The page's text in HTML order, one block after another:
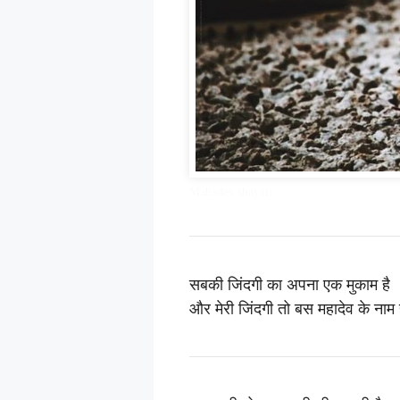
सबकी जिंदगी का अपना एक मुकाम है
और मेरी जिंदगी तो बस महादेव के नाम